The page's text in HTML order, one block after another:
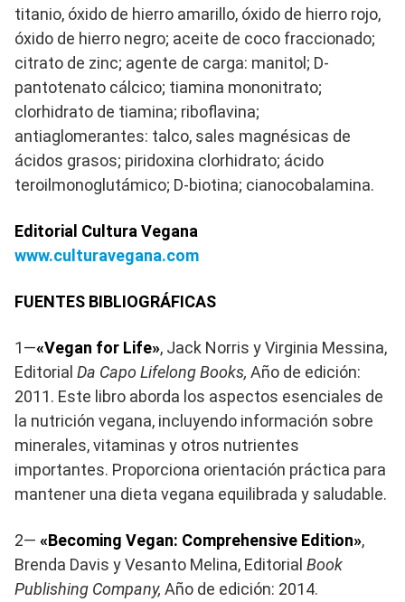
titanio, óxido de hierro amarillo, óxido de hierro rojo,
óxido de hierro negro; aceite de coco fraccionado;
citrato de zinc; agente de carga: manitol; D-
pantotenato cálcico; tiamina mononitrato;
clorhidrato de tiamina; riboflavina;
antiaglomerantes: talco, sales magnésicas de
ácidos grasos; piridoxina clorhidrato; ácido
teroilmonoglutámico; D-biotina; cianocobalamina.
Editorial Cultura Vegana
www.culturavegana.com
FUENTES BIBLIOGRÁFICAS
1—«Vegan for Life», Jack Norris y Virginia Messina,
Editorial Da Capo Lifelong Books, Año de edición:
2011. Este libro aborda los aspectos esenciales de
la nutrición vegana, incluyendo información sobre
minerales, vitaminas y otros nutrientes
importantes. Proporciona orientación práctica para
mantener una dieta vegana equilibrada y saludable.
2— «Becoming Vegan: Comprehensive Edition»,
Brenda Davis y Vesanto Melina, Editorial Book
Publishing Company, Año de edición: 2014.